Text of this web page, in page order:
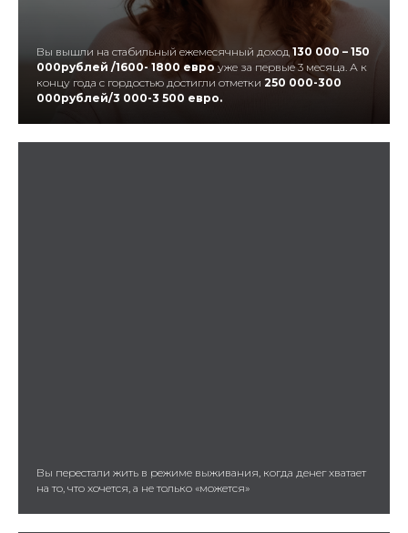
Вы вышли на стабильный ежемесячный доход130 000 – 150
000рублей /1600- 1800 евро уже за первые 3 месяца. А к
концу года с гордостью достигли отметки 250 000-300
000рублей/3 000-3 500 евро.
Вы перестали жить в режиме выживания, когда денег хватает
на то, что хочется, а не только «можется»